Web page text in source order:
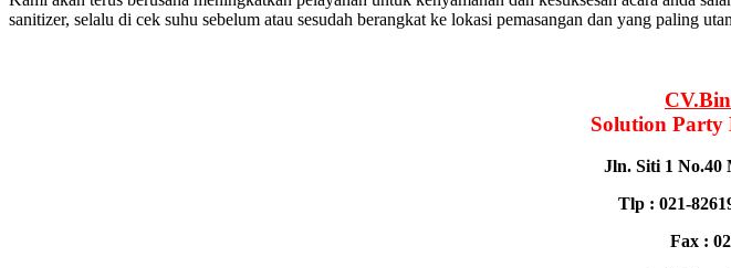
sanitizer, selalu di cek suhu sebelum atau sesudah berangkat ke lokasi pemasangan dan yang paling
Solution Party
Jln. Siti 1 No.40
Tlp : 021-
Fax :